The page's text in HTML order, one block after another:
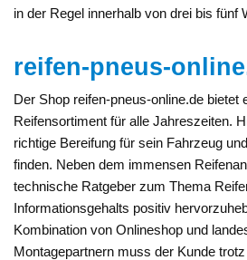
in der Regel innerhalb von drei bis fünf
reifen-pneus-
Der Shop reifen-pneus-online.de bietet
Reifensortiment für alle Jahreszeiten.
richtige Bereifung für sein Fahrzeug
finden. Neben dem immensen
technische Ratgeber zum Thema
Informationsgehalts positiv
Kombination von Onlineshop und
Montagepartnern muss der Kunde